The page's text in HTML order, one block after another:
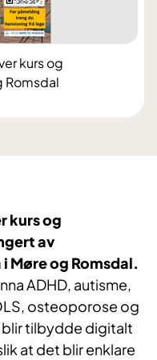
kurs og
Romsdal
kurs og
av
Møre og Romsdal.
ADHD, autisme,
osteoporose og
blir tilbydde digitalt
at det blir enklare